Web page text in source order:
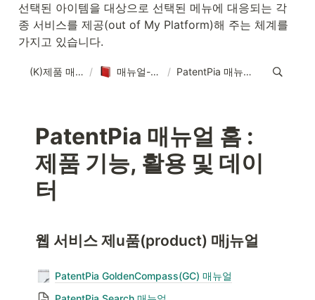
선택된 아이템을 대상으로 선택된 메뉴에 대응되는 각
종 서비스를 제공(out of My Platform)해 주는 체계를
가지고 있습니다.